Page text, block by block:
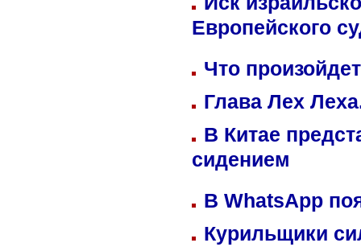
Европейского
Что
Глава Лех
В Китае
сидением
В WhatsApp
Курильщики